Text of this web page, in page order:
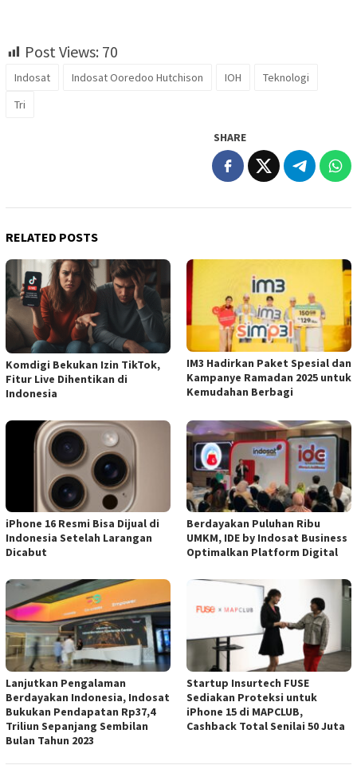
Post Views: 70
Indosat Indosat Ooredoo Hutchison IOH
Teknologi
Tri
SHARE
RELATED POSTS
Komdigi Bekukan Izin TikTok,
Fitur Live Dihentikan di
Indonesia
IM3 Hadirkan Paket Spesial dan
Kampanye Ramadan 2025 untuk
Kemudahan Berbagi
iPhone 16 Resmi Bisa Dijual di
Indonesia Setelah Larangan
Dicabut
Berdayakan Puluhan Ribu
UMKM, IDE by Indosat Business
Optimalkan Platform Digital
Lanjutkan Pengalaman
Berdayakan Indonesia, Indosat
Bukukan Pendapatan Rp37,4
Triliun Sepanjang Sembilan
Bulan Tahun 2023
Startup Insurtech FUSE
Sediakan Proteksi untuk
iPhone 15 di MAPCLUB,
Cashback Total Senilai 50 Juta